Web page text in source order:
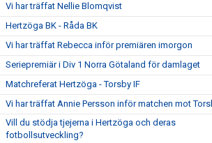
Vi har träffat Nellie Blomqvist
Hertzöga BK - Råda BK
Vi har träffat Rebecca inför premiären imorgon
Seriepremiär i Div 1 Norra Götaland för damlaget
Matchreferat Hertzöga - Torsby IF
Vi har träffat Annie Persson inför matchen mot
Vill du stödja tjejerna i Hertzöga och deras
fotbollsutveckling?